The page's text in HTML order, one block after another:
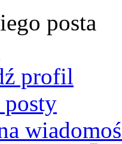
posta
profil
posty